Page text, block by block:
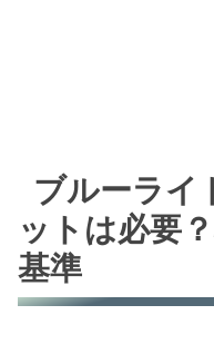
ブルーライ
ットは必要
基準